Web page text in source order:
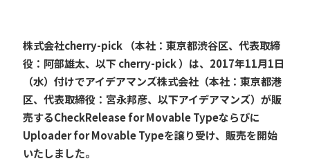
株式会社cherry-pick （本社：東京都渋谷区、代表取締
役：阿部雄太、以下 cherry-pick ）は、2017年11月1日
（水）付けでアイデアマンズ株式会社（本社：東京都港
区、代表取締役：宮永邦彦、以下アイデアマンズ）が販
売するCheckRelease for Movable Typeならびに
Uploader for Movable Typeを譲り受け、販売を開始
いたしました。